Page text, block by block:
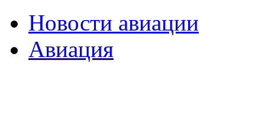
Новости авиации
Авиация